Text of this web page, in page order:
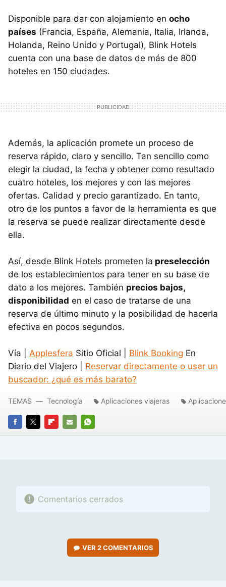
Disponible para dar con alojamiento en ocho
países (Francia, España, Alemania, Italia, Irlanda,
Holanda, Reino Unido y Portugal), Blink Hotels
cuenta con una base de datos de más de 800
hoteles en 150 ciudades.
Además, la aplicación promete un proceso de
reserva rápido, claro y sencillo. Tan sencillo como
elegir la ciudad, la fecha y obtener como resultado
cuatro hoteles, los mejores y con las mejores
ofertas. Calidad y precio garantizado. En tanto,
otro de los puntos a favor de la herramienta es que
la reserva se puede realizar directamente desde
ella.
Así, desde Blink Hotels prometen la preselección
de los establecimientos para tener en su base de
dato a los mejores. También precios bajos,
disponibilidad en el caso de tratarse de una
reserva de último minuto y la posibilidad de hacerla
efectiva en pocos segundos.
Vía | Applesfera Sitio Oficial | Blink Booking En
Diario del Viajero | Reservar directamente o usar un
buscador: ¿qué es más barato?
FACEBOOK
TWITTERFLIPBOARD
E-
WHATSAPP
TEMAS Tecnología Aplicaciones viajeras
Comentarios cerrados
VER2 COMENTARIOS